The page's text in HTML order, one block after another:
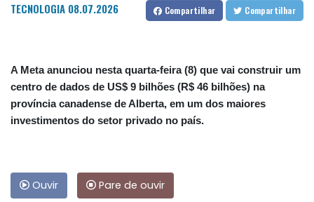
TECNOLOGIA 08.07.2026 Compartilhar Compartilhar
A Meta anunciou nesta quarta-feira (8) que vai construir um
centro de dados de US$ 9 bilhões (R$ 46 bilhões) na
província canadense de Alberta, em um dos maiores
investimentos do setor privado no país.
Ouvir Pare de ouvir